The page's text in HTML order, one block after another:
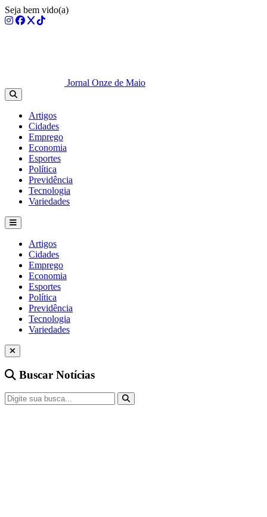
Seja bem vido(a)
Jornal Onze de Maio
Artigos
Cidades
Emprego
Economia
Esportes
Política
Previdência
Tecnologia
Variedades
Artigos
Cidades
Emprego
Economia
Esportes
Política
Previdência
Tecnologia
Variedades
Buscar Notícias